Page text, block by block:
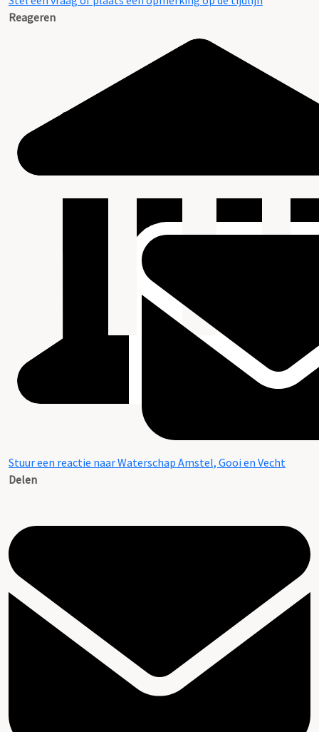
Reageren
Stuur een reactie naar Waterschap Amstel, Gooi en Vecht
Delen